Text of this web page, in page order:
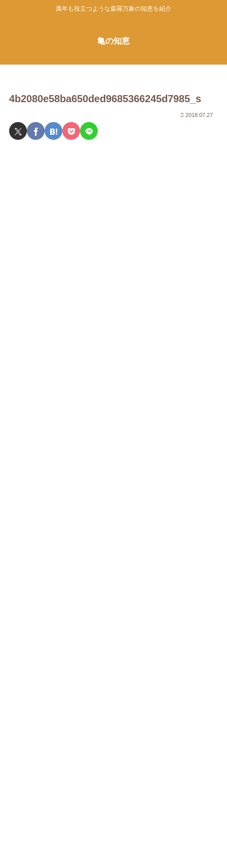
萬年も役立つような森羅万象の知恵を紹介
亀の知恵
4b2080e58ba650ded9685366245d7985_s
2018.07.27